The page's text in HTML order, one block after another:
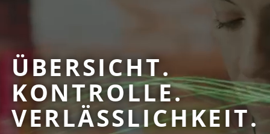
ÜBERSICHT.
KONTROLLE.
VERLÄSSLICHKEIT.